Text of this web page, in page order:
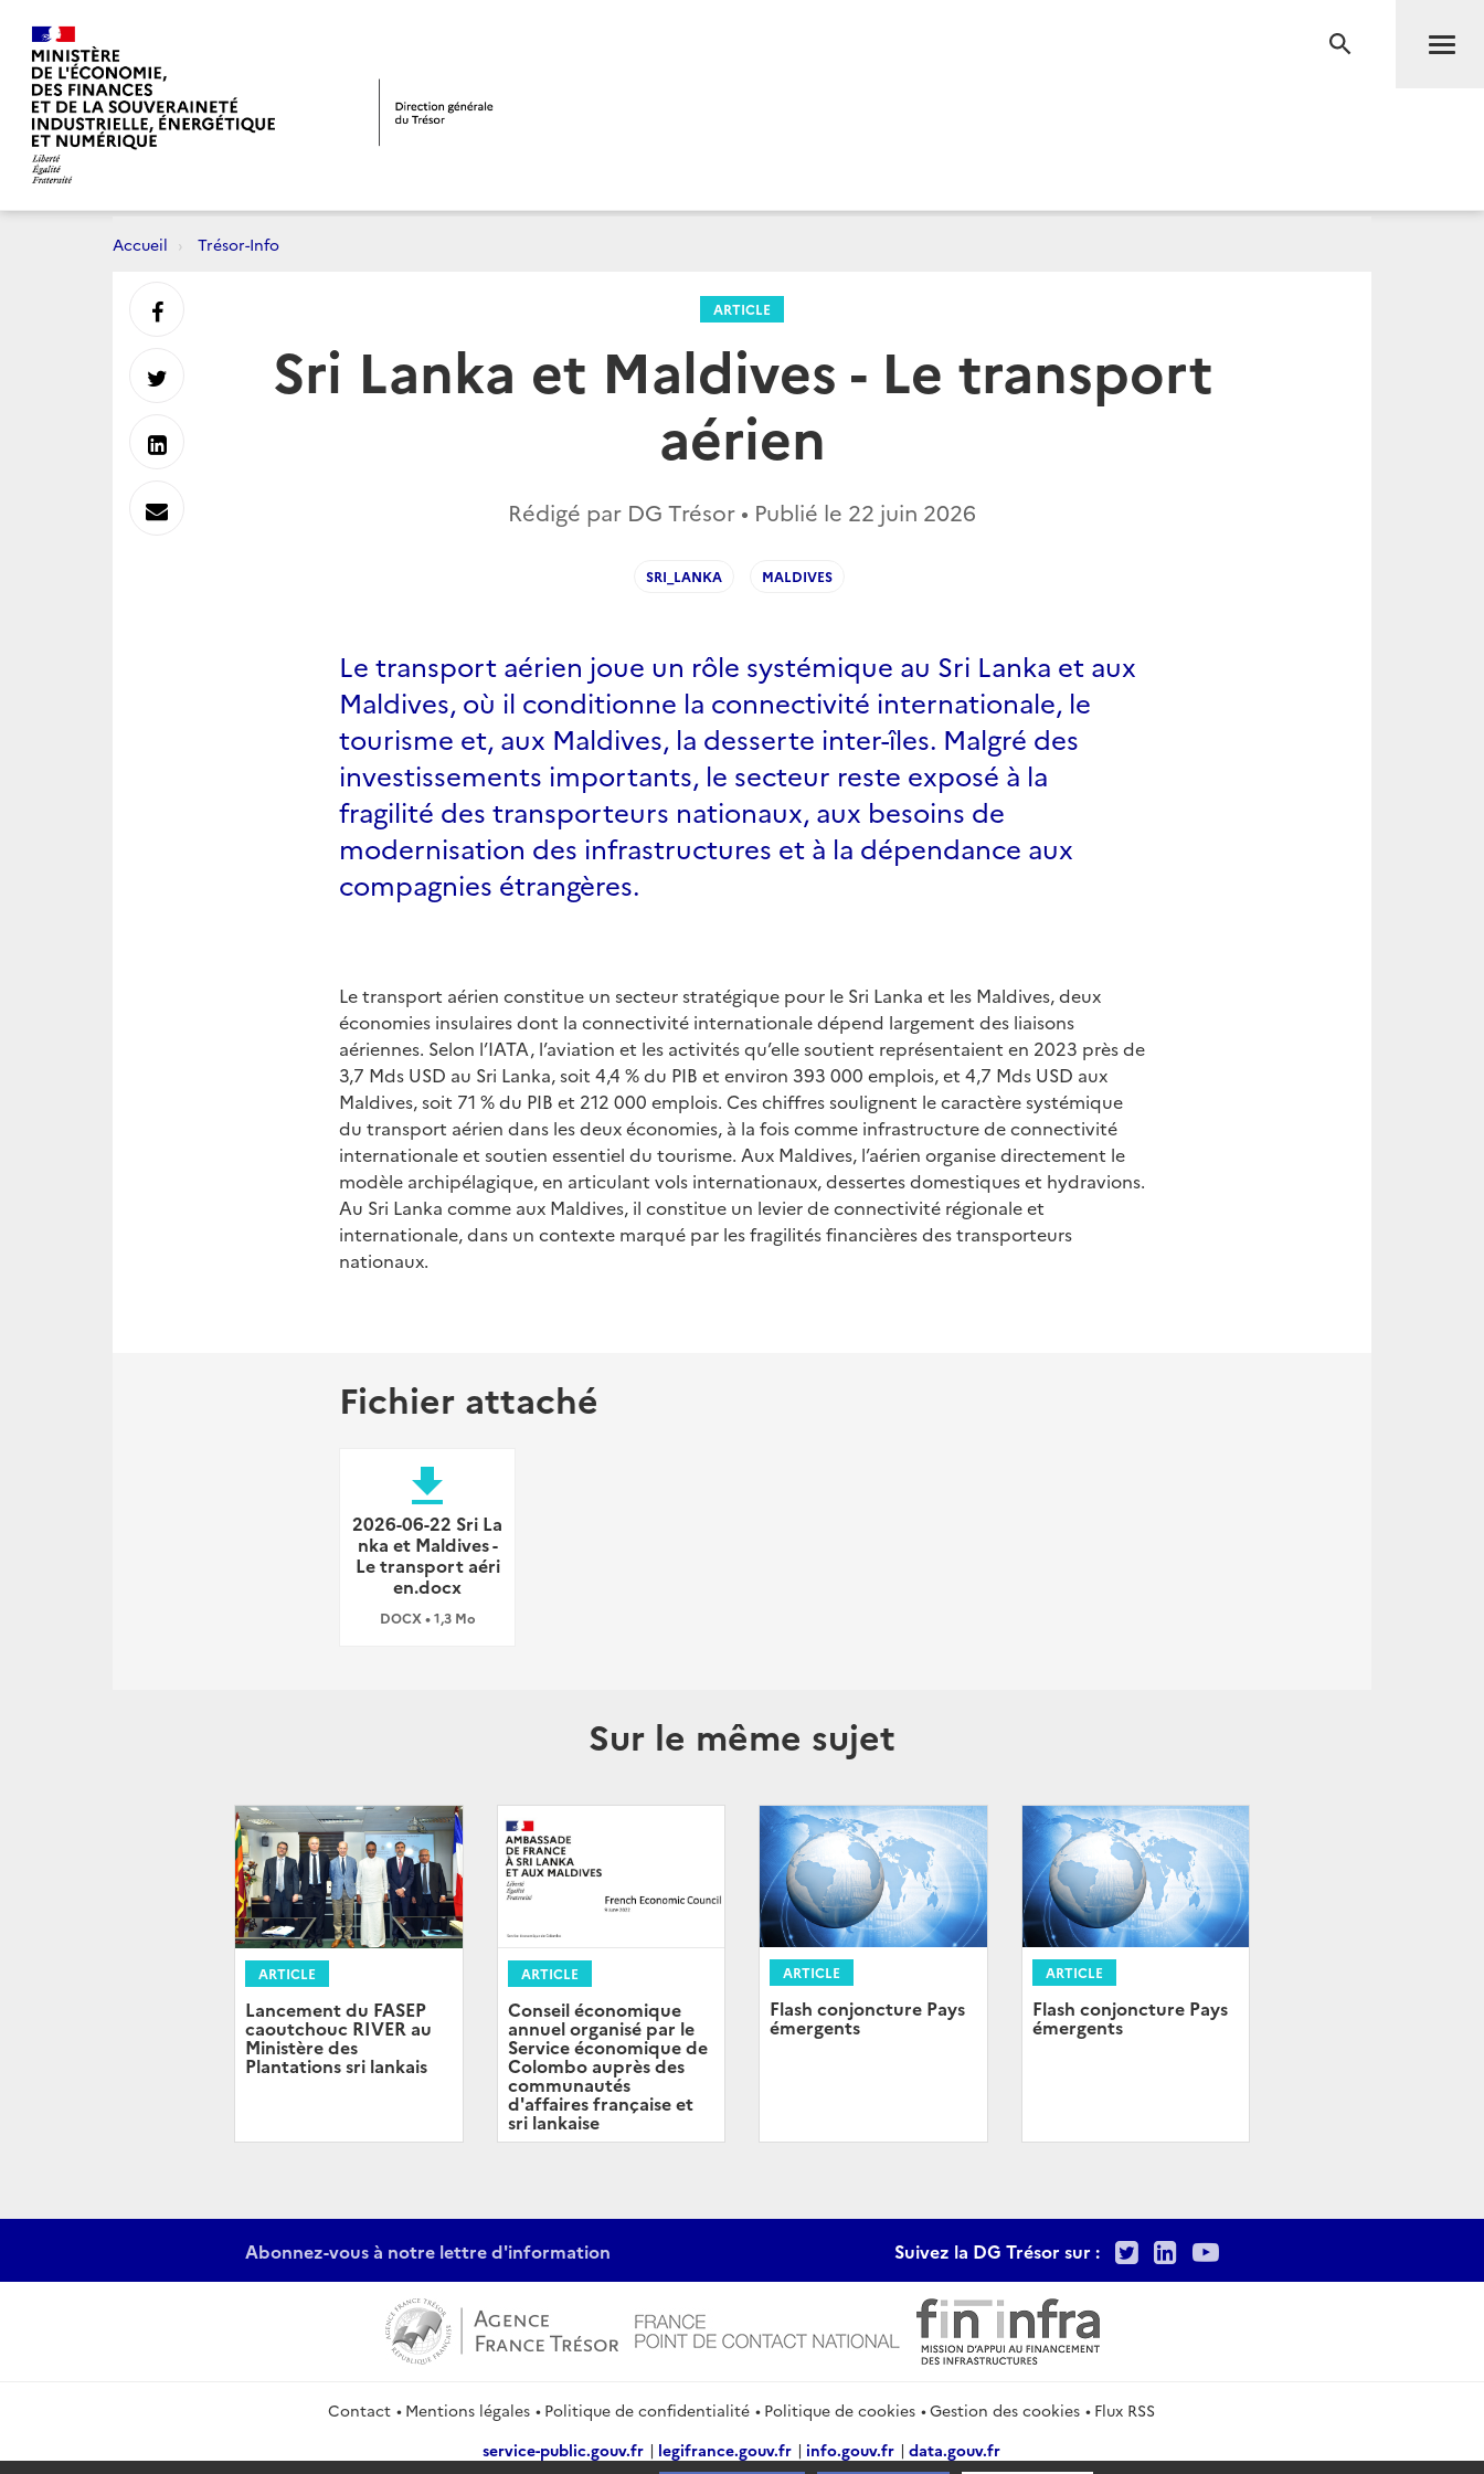
RECHERCHE
Accueil Trésor-Info
ARTICLE
Sri Lanka et Maldives - Le transport
aérien
Rédigé par DG Trésor • Publié le 22 juin 2026
SRI_LANKA MALDIVES
Le transport aérien joue un rôle systémique au Sri Lanka et aux
Maldives, où il conditionne la connectivité internationale, le
tourisme et, aux Maldives, la desserte inter-îles. Malgré des
investissements importants, le secteur reste exposé à la
fragilité des transporteurs nationaux, aux besoins de
modernisation des infrastructures et à la dépendance aux
compagnies étrangères.
Le transport aérien constitue un secteur stratégique pour le Sri Lanka et les Maldives, deux
économies insulaires dont la connectivité internationale dépend largement des liaisons
aériennes. Selon l’IATA, l’aviation et les activités qu’elle soutient représentaient en 2023 près de
3,7 Mds USD au Sri Lanka, soit 4,4 % du PIB et environ 393 000 emplois, et 4,7 Mds USD aux
Maldives, soit 71 % du PIB et 212 000 emplois. Ces chiffres soulignent le caractère systémique
du transport aérien dans les deux économies, à la fois comme infrastructure de connectivité
internationale et soutien essentiel du tourisme. Aux Maldives, l’aérien organise directement le
modèle archipélagique, en articulant vols internationaux, dessertes domestiques et hydravions.
Au Sri Lanka comme aux Maldives, il constitue un levier de connectivité régionale et
internationale, dans un contexte marqué par les fragilités financières des transporteurs
nationaux.
Fichier attaché
file_download
2026-06-22 Sri La
nka et Maldives -
Le transport aéri
en.docx
DOCX • 1,3 Mo
Sur le même sujet
ARTICLE
Lancement du FASEP
caoutchouc RIVER au
Ministère des
Plantations sri lankais
ARTICLE
Conseil économique
annuel organisé par le
Service économique de
Colombo auprès des
communautés
d'affaires française et
sri lankaise
ARTICLE
Flash conjoncture Pays
émergents
ARTICLE
Flash conjoncture Pays
émergents
Partager
sur
Partager
sur
Partager
sur
Envoyer
Abonnez-vous à notre lettre d'information Suivez la DG Trésor sur : TwitterLinkedIn
Youtube
Contact Mentions légales Politique de confidentialité Politique de cookies Gestion des cookies
Flux RSS
service-public.gouv.fr
legifrance.gouv.fr info.gouv.fr data.gouv.fr